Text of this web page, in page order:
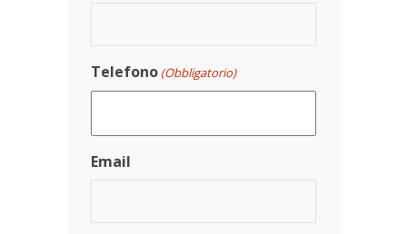
Telefono (Obbligatorio)
Email